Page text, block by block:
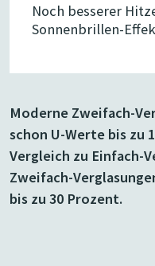
Noch besserer
Sonnenbrillen-
Moderne Zweifach-
schon U-Werte bis zu
Vergleich zu Einfach-
Zweifach-
bis zu 30 Prozent.